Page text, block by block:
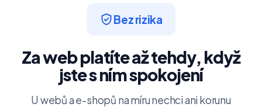
Bez rizika
Za web platíte až tehdy, když
jste s ním spokojení
U webů a e-shopů na míru nechci ani korunu